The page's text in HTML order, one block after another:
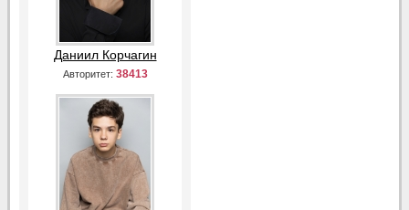
Даниил Корчагин
Авторитет: 38413